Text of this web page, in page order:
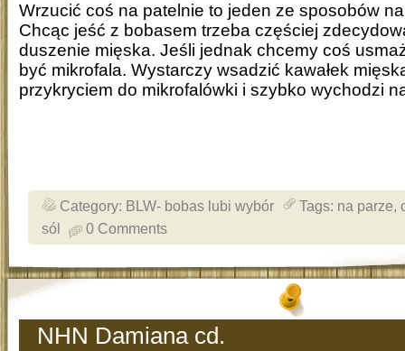
Wrzucić coś na patelnie to jeden ze sposobów
Chcąc jeść z bobasem trzeba częściej
duszenie mięska. Jeśli jednak chcemy coś
być mikrofala. Wystarczy wsadzić kawałek
przykryciem do mikrofalówki i szybko wychodzi
Category: BLW- bobas lubi wybór Tags: na parze,
sól
0 Comments
NHN Damiana cd.